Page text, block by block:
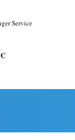
Service